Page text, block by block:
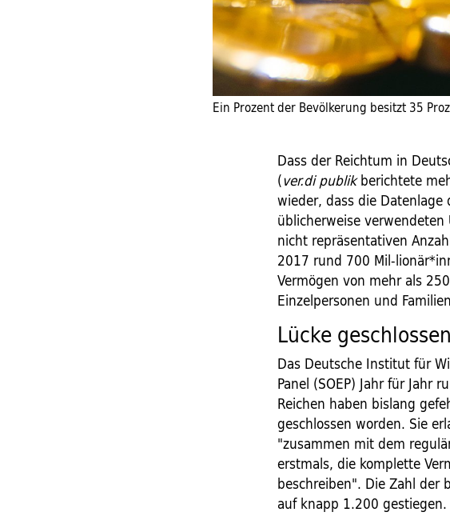
Ein Prozent der Bevölkerung besitzt 35
Dass der Reichtum in
(ver.di publikberichtete
wieder, dass die
üblicherweise
nicht repräsentativen
2017 rund 700 Mil-
Vermögen von mehr als
Einzelpersonen und
Lücke geschlossen
Das Deutsche Institut für
Panel (SOEP) Jahr für Jahr
Reichen haben bislang
geschlossen worden. Sie
"zusammen mit dem
erstmals, die komplette
beschreiben". Die Zahl der
auf knapp 1.200 gestiegen.